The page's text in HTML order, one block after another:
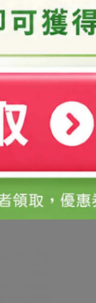
品僅限自用，不